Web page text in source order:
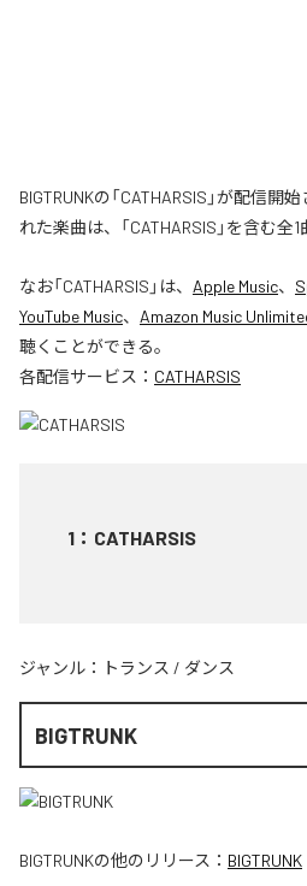
BIGTRUNKの「CATHARSIS」が配信
れた楽曲は、「CATHARSIS」を含む全1
なお「CATHARSIS 」は、 Apple Music、
YouTube Music、 Amazon Music
聴くことができる。
各配信サービス： CATHARSIS
1 ： CATHARSIS
ジャンル： トランス / ダンス
BIGTRUNK
BIGTRUNKの他のリリース： BIGTRUNK